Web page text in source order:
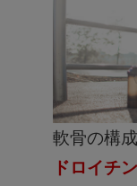
軟骨の構
ドロイチ